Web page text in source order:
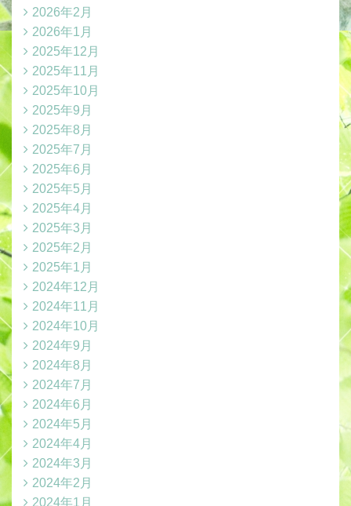
2026年2月
2026年1月
2025年12月
2025年11月
2025年10月
2025年9月
2025年8月
2025年7月
2025年6月
2025年5月
2025年4月
2025年3月
2025年2月
2025年1月
2024年12月
2024年11月
2024年10月
2024年9月
2024年8月
2024年7月
2024年6月
2024年5月
2024年4月
2024年3月
2024年2月
2024年1月